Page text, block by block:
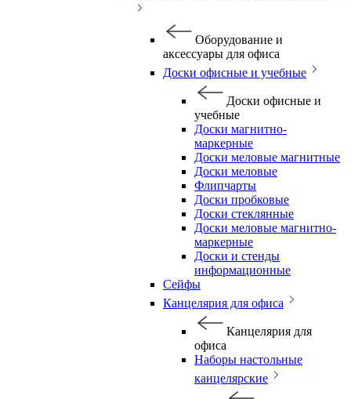
Оборудование и
аксессуары для офиса
Доски офисные и учебные
Доски офисные и
учебные
Доски магнитно-
маркерные
Доски меловые магнитные
Доски меловые
Флипчарты
Доски пробковые
Доски стеклянные
Доски меловые магнитно-
маркерные
Доски и стенды
информационные
Сейфы
Канцелярия для офиса
Канцелярия для
офиса
Наборы настольные
канцелярские